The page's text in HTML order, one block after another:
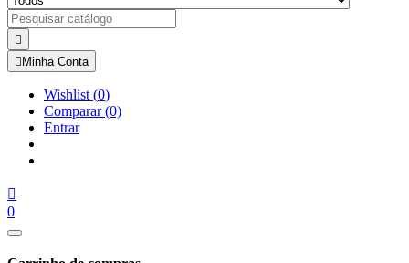

 Minha Conta
Wishlist (0)
Comparar(0)
Entrar

0